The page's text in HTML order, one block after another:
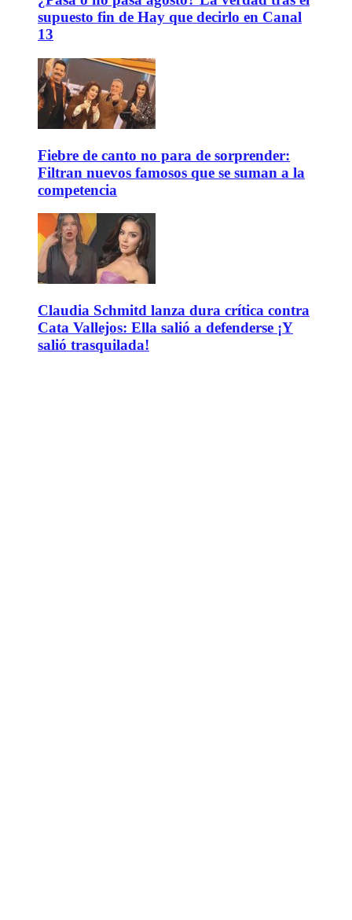
supuesto fin de Hay que decirlo en Canal
13
Fiebre de canto no para de sorprender:
Filtran nuevos famosos que se suman a la
competencia
Claudia Schmitd lanza dura crítica contra
Cata Vallejos: Ella salió a defenderse ¡Y
salió trasquilada!